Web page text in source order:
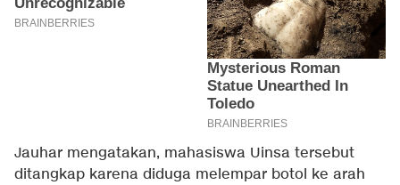
Jauhar mengatakan, mahasiswa Uinsa tersebut
ditangkap karena diduga melempar botol ke arah